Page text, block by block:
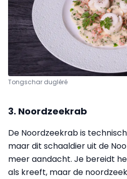
Tongschar dugléré
3. Noordzeekrab
De Noordzeekrab is
maar dit schaaldier uit de
meer aandacht. Je bereidt
als kreeft, maar de